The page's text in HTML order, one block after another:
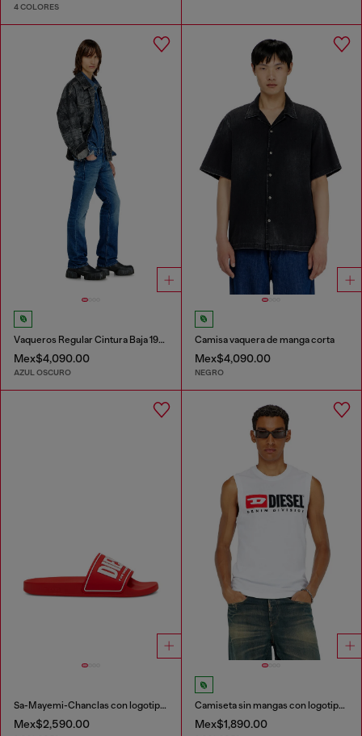
4 COLORES
Vaqueros Regular Cintura Baja 1985 Larkee
Mex$4,090.00
AZUL OSCURO
Camisa vaquera de manga corta
Mex$4,090.00
NEGRO
Sa-Mayemi-Chanclas con logotipo 3D
Mex$2,590.00
Camiseta sin mangas con logotipo estampado en el pecho
Mex$1,890.00